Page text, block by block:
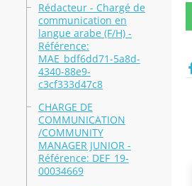
Rédacteur - Chargé de
communication en
langue arabe (F/H) -
Référence:
MAE_bdf6dd71-5a8d-
4340-88e9-
c3cf333d47c8
CHARGE DE
COMMUNICATION
/COMMUNITY
MANAGER JUNIOR -
Référence: DEF_19-
00034669